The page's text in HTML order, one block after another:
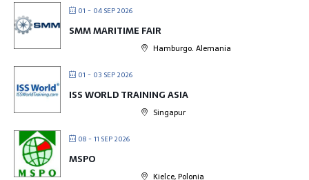
01 - 04 SEP 2026
SMM MARITIME FAIR
Hamburgo. Alemania
01 - 03 SEP 2026
ISS WORLD TRAINING ASIA
Singapur
08 - 11 SEP 2026
MSPO
Kielce, Polonia